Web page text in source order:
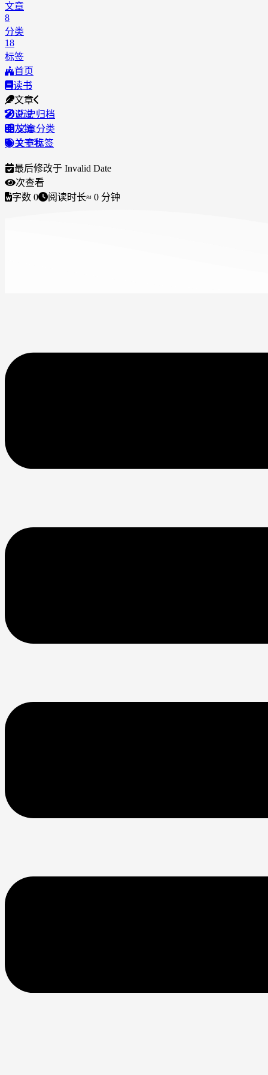
文章
8
分类
18
标签
首页
读书
文章
历史归档
文章分类
文章标签
说说
友链
关于我
最后修改于 Invalid Date
次查看
字数 0 阅读时长≈ 0 分钟